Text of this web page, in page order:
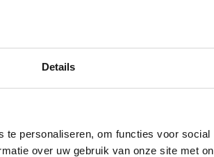
Details
personaliseren, om functies voor
over uw gebruik van onze site met